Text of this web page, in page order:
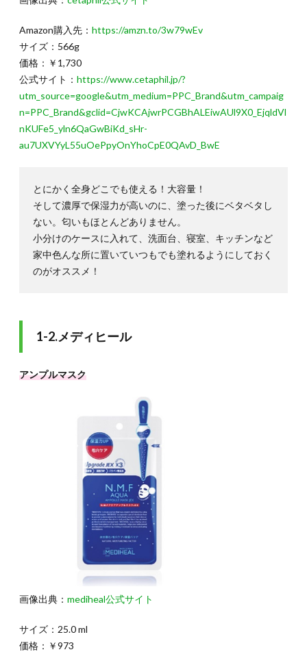
1-
5.iHerb
1.6.
1-
6.FANCL
1.7.
1-
7.IT’S
SKIN
2.ち
ょっ
と贅
沢
1.FRMMUE
3.1.
2.GIVENCHY
Amazon購入先： https://amzn.to/3w79wEv
サイズ：566g
価格：￥1,730
公式サイト： https://www.cetaphil.jp/?
utm_source=google&utm_medium=PPC_Brand&utm_campaig
n=PPC_Brand&gclid=CjwKCAjwrPCGBhALEiwAUl9X0_EjqldVl
nKUFe5_yln6QaGwBiKd_sHr-
au7UXVYyL55uOePpyOnYhoCpE0QAvD_BwE
とにかく全身どこでも使える！大容量！
そして濃厚で保湿力が高いのに、塗った後にベタベタし
ない。匂いもほとんどありません。
小分けのケースに入れて、洗面台、寝室、キッチンなど
家中色んな所に置いていつもでも塗れるようにしておく
のがオススメ！
1-2.メディヒール
アンプルマスク
画像出典： mediheal公式サイト
サイズ：25.0 ml
価格：￥973